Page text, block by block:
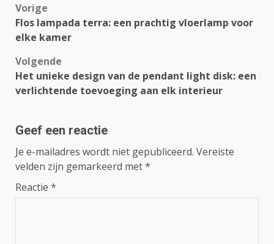
Bericht
navigatie
Vorige
Flos lampada terra: een prachtig vloerlamp voor
elke kamer
Volgende
Het unieke design van de pendant light disk: een
verlichtende toevoeging aan elk interieur
Geef een reactie
Je e-mailadres wordt niet gepubliceerd. Vereiste
velden zijn gemarkeerd met*
Reactie *